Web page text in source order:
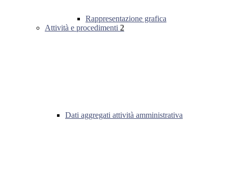
Rappresentazione grafica
Attività e procedimenti 2
Dati aggregati attività amministrativa